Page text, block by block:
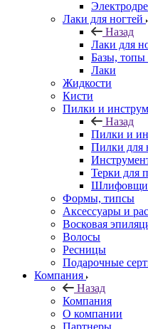
Лаки для ногтей
Назад
Лаки для
Базы, топы
Лаки
Жидкости
Кисти
Пилки и
Назад
Пилки и
Пилки для
Терки для
Формы, типсы
Аксессуары и
Восковая
Волосы
Ресницы
Подарочные
Компания
Назад
Компания
О компании
Партнеры